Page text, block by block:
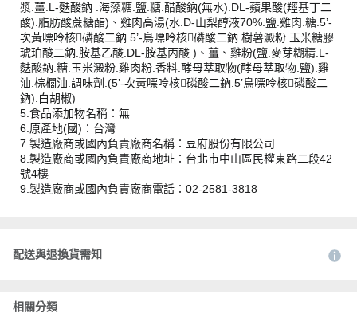
漿.薑.L-麩酸鈉 .海藻糖.鹽.糖.醋酸鈉(無水).DL-蘋果酸(羥基丁二
酸).脂肪酸蔗糖酯)、雞肉高湯(水.D-山梨醇液70%.鹽.雞肉.糖.5’-
次黃嘌呤核磷酸二鈉.5’-鳥嘌呤核磷酸二鈉.樹薯澱粉.玉米糖膠.
琥珀酸二鈉.胺基乙酸.DL-胺基丙酸 )、薑、雞粉(鹽.麥芽糊精.L-
麩酸鈉.糖.玉米澱粉.雞肉粉.香料.酵母萃取物(酵母萃取物.鹽).雞
油.棕櫚油.調味劑.(5’-次黃嘌呤核磷酸二鈉.5’鳥嘌呤核磷酸二
鈉).白胡椒)
5.食品添加物名稱：無
6.原產地(國)：台灣
7.製造廠商或國內負責廠商名稱：豆府股份有限公司
8.製造廠商或國內負責廠商地址：台北市中山區民權東路二段42
號4樓
9.製造廠商或國內負責廠商電話：02-2581-3818
配送與退換貨需知
相關分類